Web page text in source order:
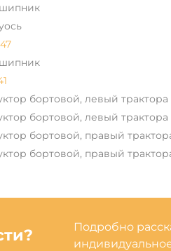
бортовой, левый трактора
бортовой, левый трактора
бортовой, правый
бортовой, правый
Подробно